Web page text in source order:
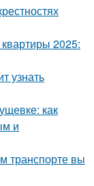
2025:
узнать
как
и
транспорте вы